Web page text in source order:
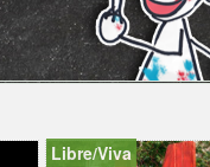
Libre/Viva